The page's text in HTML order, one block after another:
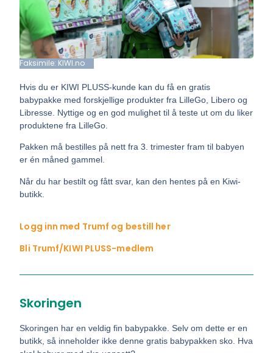
Faksimile: KIWI.no
Hvis du er KIWI PLUSS-kunde kan du få en gratis
babypakke med forskjellige produkter fra LilleGo, Libero og
Libresse. Nyttige og en god mulighet til å teste ut om du liker
produktene fra LilleGo.
Pakken må bestilles på nett fra 3. trimester fram til babyen
er én måned gammel.
Når du har bestilt og fått svar, kan den hentes på en Kiwi-
butikk.
Logg inn med Trumf og bestill her
Bli Trumf/KIWI PLUSS-medlem
Skoringen
Skoringen har en veldig fin babypakke. Selv om dette er en
butikk, så inneholder ikke denne gratis babypakken sko. Hva